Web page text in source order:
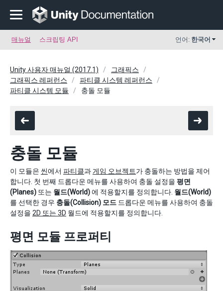
매뉴얼 스크립팅 API 언어: 한국어
Unity 사용자 매뉴얼 (2017.1)
그래픽스
그래픽스 레퍼런스
파티클 시스템 레퍼런스
파티클 시스템 모듈
충돌 모듈
충돌 모듈
이 모듈은 씬에서 파티클과 게임 오브젝트가 충돌하는 방법을 제어
합니다. 첫 번째 드롭다운 메뉴를 사용하여 충돌 설정을 평면
(Planes) 또는 월드(World)에 적용할지를 정의합니다. 월드(World)
를 선택한 경우 충돌(Collision) 모드 드롭다운 메뉴를 사용하여 충돌
설정을 2D 또는 3D 월드에 적용할지를 정의합니다.
평면 모듈 프로퍼티